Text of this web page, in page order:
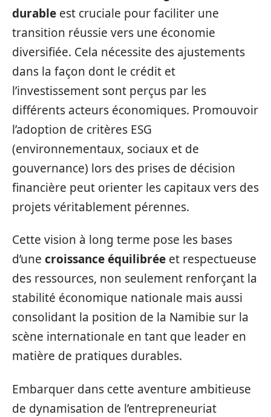
durable est cruciale pour faciliter une
transition réussie vers une économie
diversifiée. Cela nécessite des ajustements
dans la façon dont le crédit et
l’investissement sont perçus par les
différents acteurs économiques. Promouvoir
l’adoption de critères ESG
(environnementaux, sociaux et de
gouvernance) lors des prises de décision
financière peut orienter les capitaux vers des
projets véritablement pérennes.
Cette vision à long terme pose les bases
d’une croissance équilibrée et respectueuse
des ressources, non seulement renforçant la
stabilité économique nationale mais aussi
consolidant la position de la Namibie sur la
scène internationale en tant que leader en
matière de pratiques durables.
Embarquer dans cette aventure ambitieuse
de dynamisation de l’entrepreneuriat